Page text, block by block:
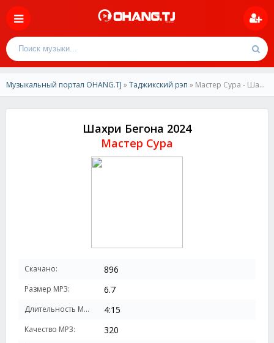
Музыкальный портал OHANG.TJ »Таджикский рэп » Мастер Сура - Шахри Бегона 2024
Шахри Бегона 2024
Мастер Сура
Скачано: 896
Размер MP3: 6.7
Длительность MP3: 4:15
Качество MP3: 320